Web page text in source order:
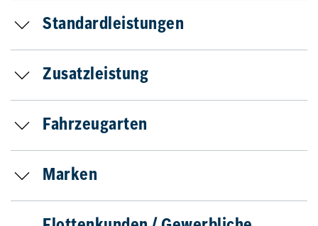
Standardleistungen
Zusatzleistung
Fahrzeugarten
Marken